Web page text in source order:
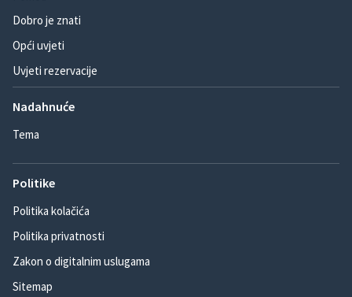
Dobro je znati
Opći uvjeti
Uvjeti rezervacije
Nadahnuće
Tema
Politike
Politika kolačića
Politika privatnosti
Zakon o digitalnim uslugama
Sitemap